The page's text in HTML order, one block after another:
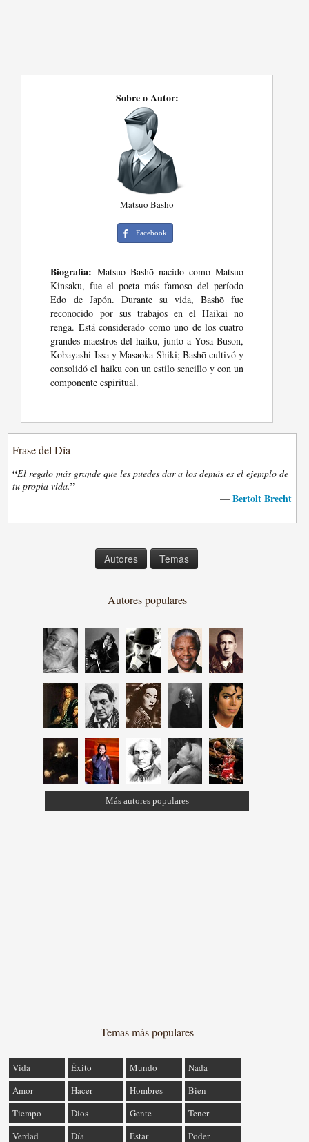
Sobre o Autor:
Matsuo Basho
Facebook
Biografia: Matsuo Bashō nacido como Matsuo
Kinsaku, fue el poeta más famoso del período
Edo de Japón. Durante su vida, Bashō fue
reconocido por sus trabajos en el Haikai no
renga. Está considerado como uno de los cuatro
grandes maestros del haiku, junto a Yosa Buson,
Kobayashi Issa y Masaoka Shiki; Bashō cultivó y
consolidó el haiku con un estilo sencillo y con un
componente espiritual.
Frase del Día
“El regalo más grande que les puedes dar a los demás es el ejemplo de
tu propia vida.”
— Bertolt Brecht
Autores Temas
Autores populares
Más autores populares
Temas más populares
Vida Éxito Mundo
Nada
Amor
Hacer Hombres
Bien
Tiempo
Dios Gente
Tener
Verdad
Día Estar Poder